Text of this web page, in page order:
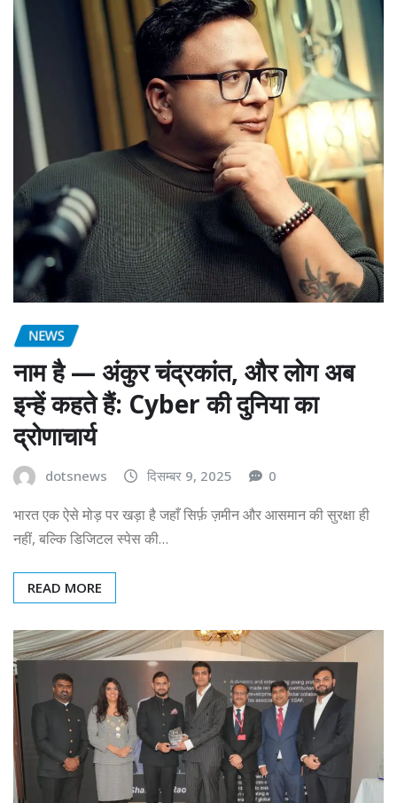
NEWS
नाम है — अंकुर चंद्रकांत, और लोग अब
इन्हें कहते हैं: Cyber की दुनिया का
द्रोणाचार्य
dotsnews दिसम्बर 9, 2025 0
भारत एक ऐसे मोड़ पर खड़ा है जहाँ सिर्फ़ ज़मीन और आसमान की सुरक्षा ही
नहीं, बल्कि डिजिटल स्पेस की…
READ MORE